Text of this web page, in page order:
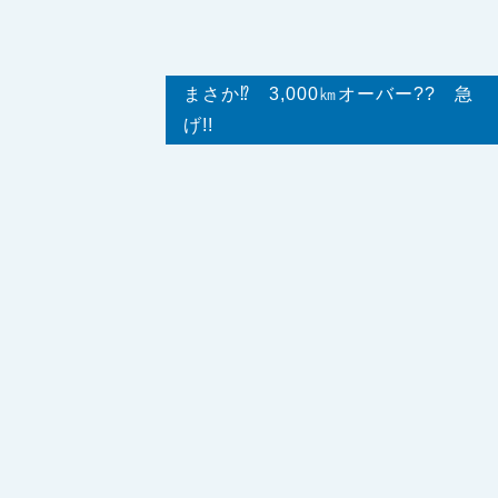
まさか⁉ 3,000㎞オーバー?? 急
げ!!